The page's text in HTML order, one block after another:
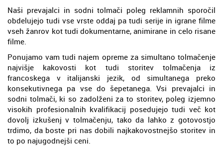
Naši prevajalci in sodni tolmači poleg reklamnih sporočil
obdelujejo tudi vse vrste oddaj pa tudi serije in igrane filme
vseh žanrov kot tudi dokumentarne, animirane in celo risane
filme.
Ponujamo vam tudi najem opreme za simultano tolmačenje
najvišje kakovosti kot tudi storitev tolmačenja iz
francoskega v italijanski jezik, od simultanega preko
konsekutivnega pa vse do šepetanega. Vsi prevajalci in
sodni tolmači, ki so zadolženi za to storitev, poleg izjemno
visokih profesionalnih kvalifikacij posedujejo tudi več kot
dovolj izkušenj v tolmačenju, tako da lahko z gotovostjo
trdimo, da boste pri nas dobili najkakovostnejšo storitev in
to po najugodnejši ceni.